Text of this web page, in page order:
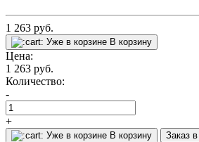
1 263 руб.
Уже в корзине В корзину
Цена:
1 263 руб.
Количество:
-
+
Уже в корзине В корзину Заказ